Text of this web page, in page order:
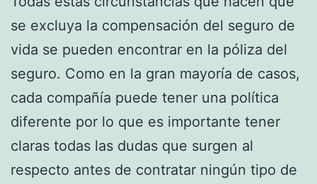
se excluya la compensación del seguro de
vida se pueden encontrar en la póliza del
seguro. Como en la gran mayoría de casos,
cada compañía puede tener una política
diferente por lo que es importante tener
claras todas las dudas que surgen al
respecto antes de contratar ningún tipo de